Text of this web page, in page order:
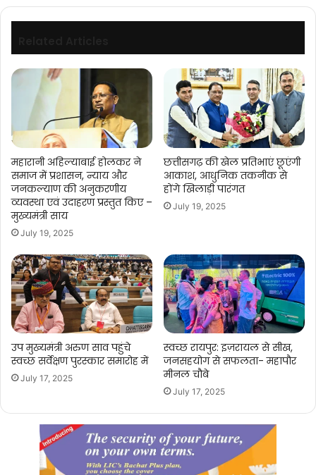
एयरलिफ्ट
महारानी अहिल्याबाई होलकर ने
समाज में प्रशासन, न्याय और
जनकल्याण की अनुकरणीय
व्यवस्था एवं उदाहरण प्रस्तुत किए –
मुख्यमंत्री साय
July 19, 2025
छत्तीसगढ़ की खेल प्रतिभाएं छूएंगी
आकाश, आधुनिक तकनीक से
होंगे खिलाड़ी पारंगत
July 19, 2025
उप मुख्यमंत्री अरुण साव पहुंचे
स्वच्छ सर्वेक्षण पुरस्कार समारोह में
July 17, 2025
स्वच्छ रायपुर: इज़रायल से सीख,
जनसहयोग से सफलता- महापौर
मीनल चौबे
July 17, 2025